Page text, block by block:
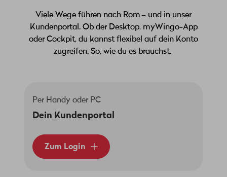
Viele Wege führen nach Rom – und in unser
Kundenportal. Ob der Desktop, myWingo-App
oder Cockpit, du kannst flexibel auf dein Konto
zugreifen. So, wie du es brauchst.
Per Handy oder PC
Dein Kundenportal
Zum Login